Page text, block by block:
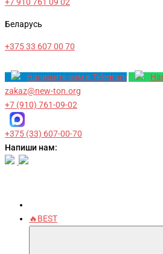
+7 910 761 09 02
Беларусь
+375 33 607 00 70
Напишите нам в Telegram
zakaz@new-ton.org
+7 (910) 761-09-02
+375 (33) 607-00-70
Напиши нам:
🔥BEST